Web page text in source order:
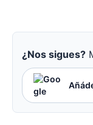
¿Nos sigues?